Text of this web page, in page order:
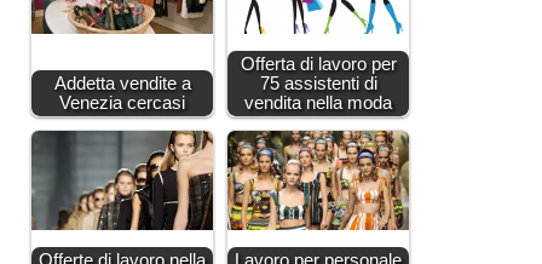
Addetta vendite a
Venezia cercasi
Offerta di lavoro per
75 assistenti di
vendita nella moda
Offerte di lavoro nella Lavoro per personale